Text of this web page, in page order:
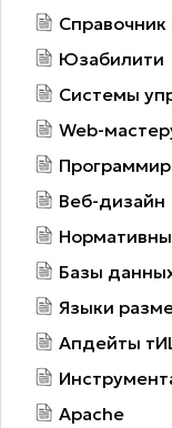
Справочник
Юзабилити
Системы
Web-
Веб-дизайн
Базы
Языки
Апдейты
Apache